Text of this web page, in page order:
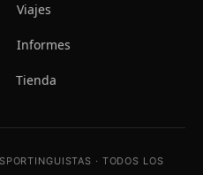
Viajes
Informes
Tienda
· TODOS LOS